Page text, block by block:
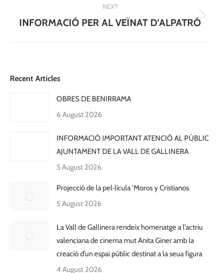
NEXT
Next
INFORMACIÓ PER AL VEÏNAT D’ALPATRÓ
Recent Articles
OBRES DE BENIRRAMA
6 August 2026
INFORMACIÓ IMPORTANT ATENCIÓ AL PÚBLIC
AJUNTAMENT DE LA VALL DE GALLINERA
5 August 2026
Projecció de la pel·lícula ‘Moros y Cristianos
5 August 2026
La Vall de Gallinera rendeix homenatge a l’actriu
valenciana de cinema mut Anita Giner amb la
creació d’un espai públic destinat a la seua figura
4 August 2026